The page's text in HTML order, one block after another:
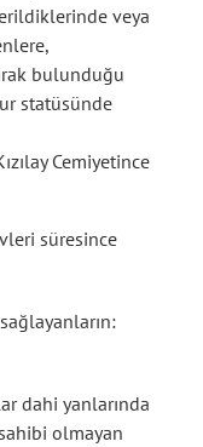
veya
bulunduğu
statüsünde
Cemiyetince
süresince
dahi yanlarında
olmayan